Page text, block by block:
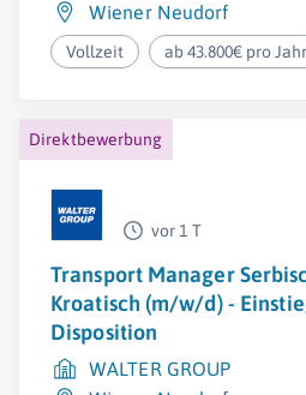
Wiener Neudorf
Vollzeit ab 43.800€ pro Jahr
Direktbewerbung
vor 1 T
Transport Manager
Kroatisch (m/w/d) -
Disposition
WALTER GROUP